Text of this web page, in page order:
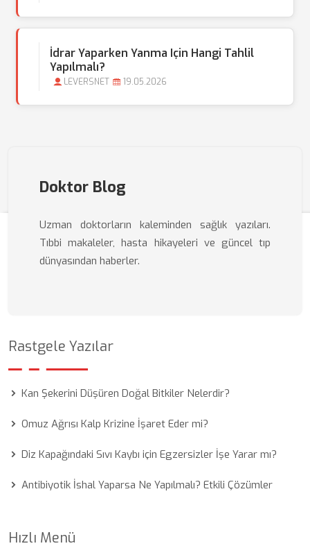
İdrar Yaparken Yanma Için Hangi Tahlil
Yapılmalı?
LEVERSNET 19.05.2026
Doktor Blog
Uzman doktorların kaleminden sağlık yazıları.
Tıbbi makaleler, hasta hikayeleri ve güncel tıp
dünyasından haberler.
Rastgele Yazılar
Kan Şekerini Düşüren Doğal Bitkiler Nelerdir?
Omuz Ağrısı Kalp Krizine İşaret Eder mi?
Diz Kapağındaki Sıvı Kaybı için Egzersizler İşe Yarar mı?
Antibiyotik İshal Yaparsa Ne Yapılmalı? Etkili Çözümler
Hızlı Menü